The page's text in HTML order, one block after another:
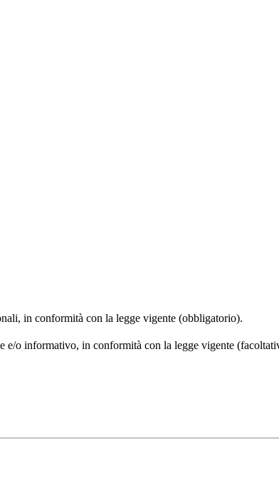
in conformità con la legge vigente (obbligatorio).
e/o informativo, in conformità con la legge vigente